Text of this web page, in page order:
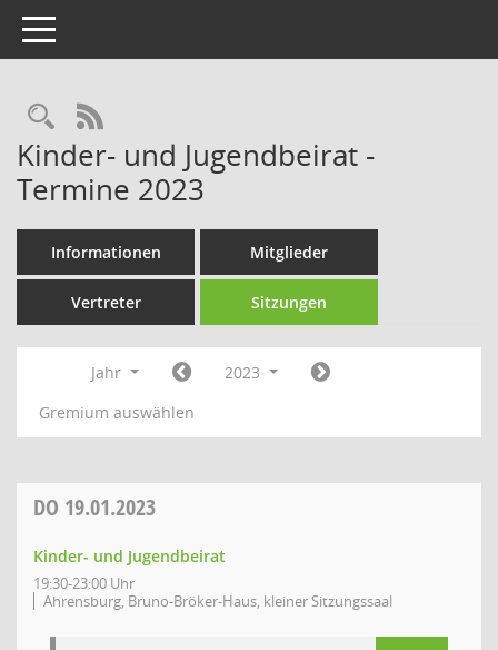
Toggle navigation
Rechercheauswahl
RSS-Feed
Kinder- und Jugendbeirat -
Termine 2023
Informationen Mitglieder
Vertreter Sitzungen
Jahr
2023
Gremium auswählen
DO 19.01.2023
Kinder- und Jugendbeirat
19:30-23:00 Uhr
Ahrensburg, Bruno-Bröker-Haus, kleiner Sitzungssaal